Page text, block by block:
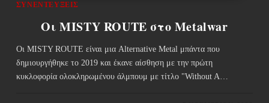
ΣΥΝΕΝΤΕΎΞΕΙΣ
Οι MISTY ROUTE στο Metalwar
Οι MISTY ROUTE είναι μια Alternative Metal μπάντα που
δημιουργήθηκε το 2019 και έκανε αίσθηση με την πρώτη
κυκλοφορία ολοκληρωμένου άλμπουμ με τίτλο "Without A…